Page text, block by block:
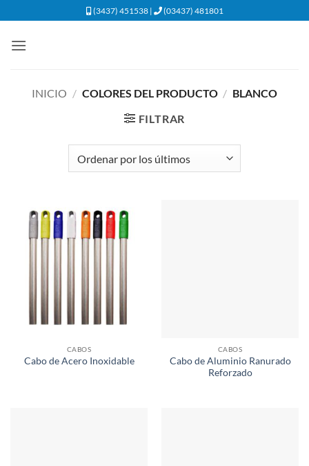
al
contenido
(3437) 451538 | (03437) 481801
INICIO / COLORES DEL PRODUCTO / BLANCO
FILTRAR
CABOS
Cabo de Acero Inoxidable
CABOS
Cabo de Aluminio Ranurado
Reforzado